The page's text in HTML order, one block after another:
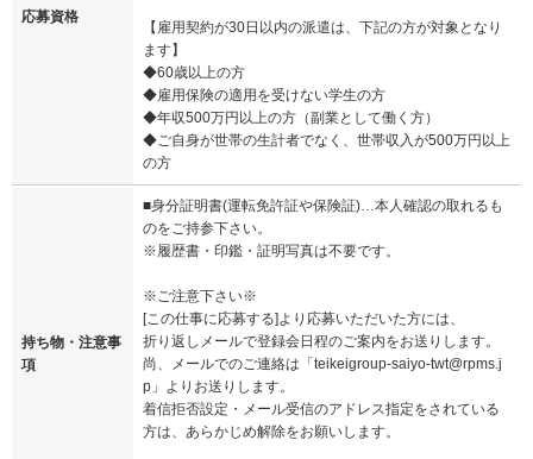
応募資格
【雇用契約が30日以内の派遣は、下記の方が対象となり
ます】
◆60歳以上の方
◆雇用保険の適用を受けない学生の方
◆年収500万円以上の方（副業として働く方）
◆ご自身が世帯の生計者でなく、世帯収入が500万円以上
の方
持ち物・注意事
項
■身分証明書(運転免許証や保険証)…本人確認の取れるも
のをご持参下さい。
※履歴書・印鑑・証明写真は不要です。
※ご注意下さい※
[この仕事に応募する]より応募いただいた方には、
折り返しメールで登録会日程のご案内をお送りします。
尚、メールでのご連絡は「teikeigroup-saiyo-twt@rpms.j
p」よりお送りします。
着信拒否設定・メール受信のアドレス指定をされている
方は、あらかじめ解除をお願いします。